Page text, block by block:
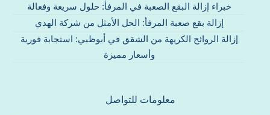
خبراء إزالة البقع الصعبة في المرفأ: حلول سريعة وفعالة
إزالة بقع صعبة المرفأ: الحل الأمثل من شركة الهدي
إزالة الروائح الكريهة من الشقق في أبوظبي: استجابة فورية
وأسعار مميزة
معلومات للتواصل